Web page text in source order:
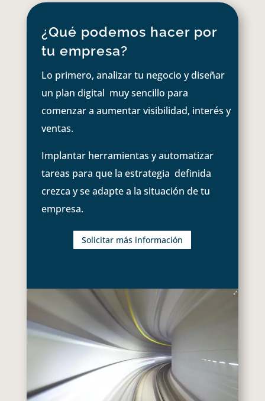
¿Qué podemos hacer por
tu empresa?
Lo primero, analizar tu negocio y diseñar
un plan digital muy sencillo para
comenzar a aumentar visibilidad, interés y
ventas.
Implantar herramientas y automatizar
tareas para que la estrategia definida
crezca y se adapte a la situación de tu
empresa.
Solicitar más información